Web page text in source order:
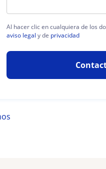
Al hacer clic en cualquiera de los
aviso legal y de privacidad